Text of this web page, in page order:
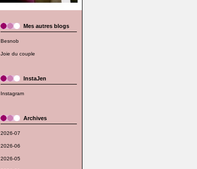
Mes autres blogs
Besnob
Joie du couple
InstaJen
Instagram
Archives
2026-07
2026-06
2026-05